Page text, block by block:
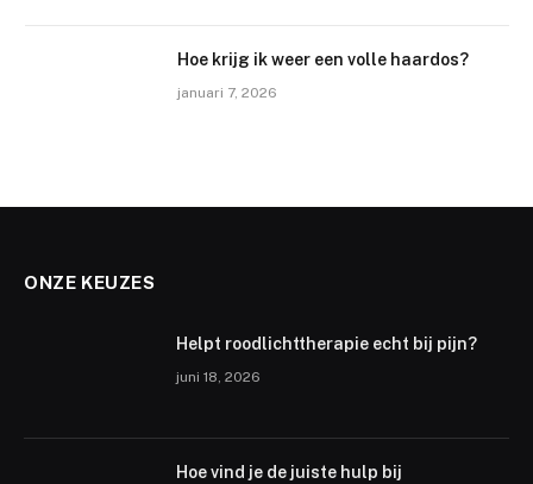
Hoe krijg ik weer een volle haardos?
januari 7, 2026
ONZE KEUZES
Helpt roodlichttherapie echt bij pijn?
juni 18, 2026
Hoe vind je de juiste hulp bij